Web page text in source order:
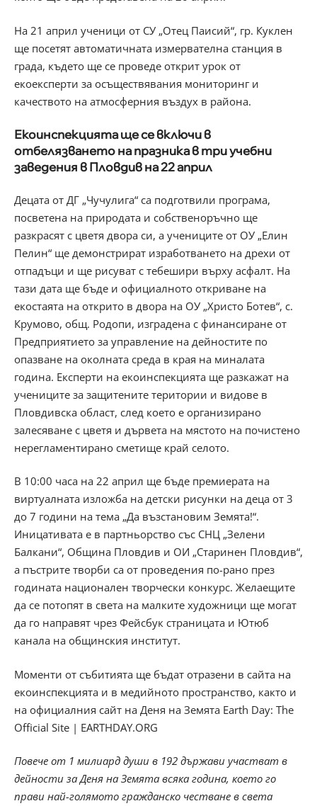
На 21 април ученици от СУ „Отец Паисий“, гр. Куклен
ще посетят автоматичната измервателна станция в
града, където ще се проведе открит урок от
екоексперти за осъществявания мониторинг и
качеството на атмосферния въздух в района.
Екоинспекцията ще се включи в
отбелязването на празника в три учебни
заведения в Пловдив на 22 април
Децата от ДГ „Чучулига“ са подготвили програма,
посветена на природата и собственоръчно ще
разкрасят с цветя двора си, а учениците от ОУ „Елин
Пелин“ ще демонстрират изработването на дрехи от
отпадъци и ще рисуват с тебешири върху асфалт. На
тази дата ще бъде и официалното откриване на
екостаята на открито в двора на ОУ „Христо Ботев“, с.
Крумово, общ. Родопи, изградена с финансиране от
Предприятието за управление на дейностите по
опазване на околната среда в края на миналата
година. Експерти на екоинспекцията ще разкажат на
учениците за защитените територии и видове в
Пловдивска област, след което е организирано
залесяване с цветя и дървета на мястото на почистено
нерегламентирано сметище край селото.
В 10:00 часа на 22 април ще бъде премиерата на
виртуалната изложба на детски рисунки на деца от 3
до 7 години на тема „Да възстановим Земята!“.
Иницативата е в партньорство със СНЦ „Зелени
Балкани“, Община Пловдив и ОИ „Старинен Пловдив“,
а пъстрите творби са от проведения по-рано през
годината национален творчески конкурс. Желаещите
да се потопят в света на малките художници ще могат
да го направят чрез Фейсбук страницата и Ютюб
канала на общинския институт.
Моменти от събитията ще бъдат отразени в сайта на
екоинспекцията и в медийното пространство, както и
на официалния сайт на Деня на Земята Earth Day: The
Official Site | EARTHDAY.ORG
Повече от 1 милиард души в 192 държави участват в
дейности за Деня на Земята всяка година, което го
прави най-голямото гражданско честване в света